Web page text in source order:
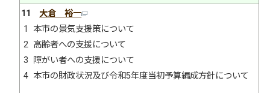
11 大倉 裕一
1 本市の景気支援策について
2 高齢者への支援について
3 障がい者への支援について
4 本市の財政状況及び令和5年度当初予算編成方針について